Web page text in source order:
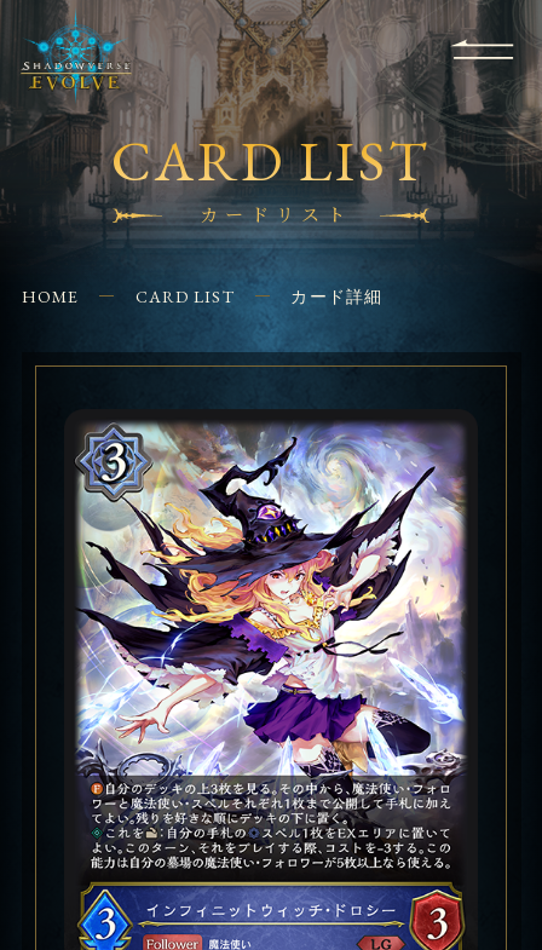
Q&A
EVENT SHOPS
FOR
BEGINNERS
APPLICATION
CONTACT
CARD LIST
カードリスト
HOME CARD LIST カード詳細